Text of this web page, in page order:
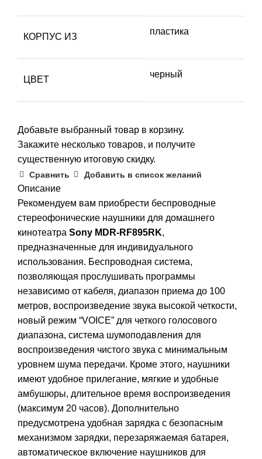
КОРПУС ИЗ
пластика
ЦВЕТ
черный
Добавьте выбранный товар в корзину.
Закажите несколько товаров, и получите
существенную итоговую скидку.
Сравнить Добавить в список желаний
Описание
Рекомендуем вам приобрести беспроводные
стереофонические наушники для домашнего
кинотеатра Sony MDR-RF895RK,
предназначенные для индивидуального
использования. Беспроводная система,
позволяющая прослушивать программы
независимо от кабеля, диапазон приема до 100
метров, воспроизведение звука высокой четкости,
новый режим “VOICE” для четкого голосового
диапазона, система шумоподавления для
воспроизведения чистого звука с минимальным
уровнем шума передачи. Кроме этого, наушники
имеют удобное прилегание, мягкие и удобные
амбушюры, длительное время воспроизведения
(максимум 20 часов). Дополнительно
предусмотрена удобная зарядка с безопасным
механизмом зарядки, перезаряжаемая батарея,
автоматическое включение наушников для